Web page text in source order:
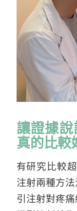
讓證據
真的比較
有研究比較
注射兩種方
引注射對疼